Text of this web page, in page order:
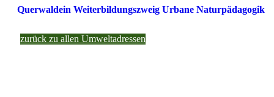
Querwaldein Weiterbildungszweig Urbane Naturpädagogik
zurück zu allen Umweltadressen